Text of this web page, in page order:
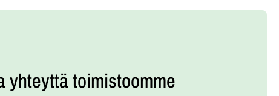
yhteyttä toimistoomme